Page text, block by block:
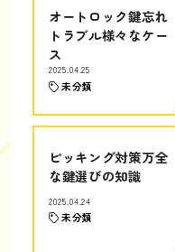
オートロック鍵忘れ
トラブル様々なケー
ス
2025.04.25
未分類
ピッキング対策万全
な鍵選びの知識
2025.04.24
未分類